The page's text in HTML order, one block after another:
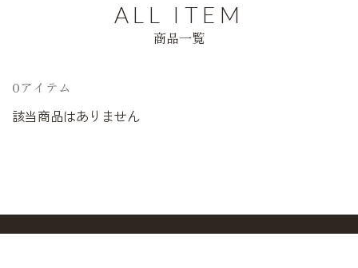
ALL ITEM
商品一覧
0アイテム
該当商品はありません